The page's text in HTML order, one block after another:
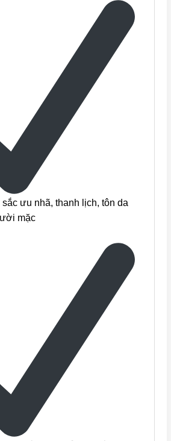
sắc ưu nhã, thanh lịch, tôn da
mặc